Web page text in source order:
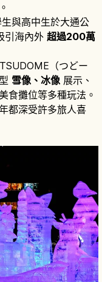
與高中生於大通公
引海內外 超過200萬
（つどー
雪像、冰像 展示、
食攤位等多種玩法。
都深受許多旅人喜